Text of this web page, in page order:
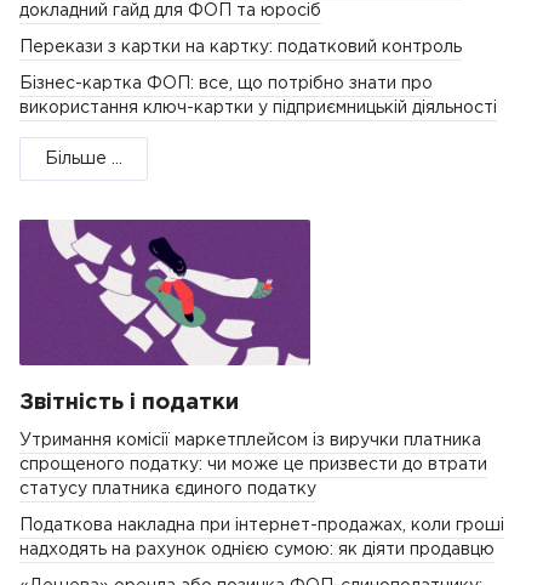
докладний гайд для ФОП та юросіб
Перекази з картки на картку: податковий контроль
Бізнес-картка ФОП: все, що потрібно знати про
використання ключ-картки у підприємницькій діяльності
Більше ...
Звітність і податки
Утримання комісії маркетплейсом із виручки платника
спрощеного податку: чи може це призвести до втрати
статусу платника єдиного податку
Податкова накладна при інтернет-продажах, коли гроші
надходять на рахунок однією сумою: як діяти продавцю